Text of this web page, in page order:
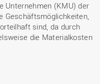
Unternehmen (KMU) der
Geschäftsmöglichkeiten,
sind, da durch
die Materialkosten